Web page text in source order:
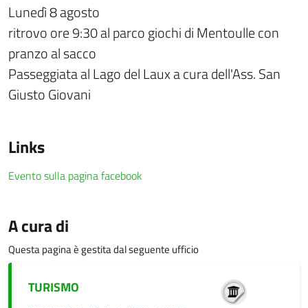
Lunedì 8 agosto
ritrovo ore 9:30 al parco giochi di Mentoulle con
pranzo al sacco
Passeggiata al Lago del Laux a cura dell'Ass. San
Giusto Giovani
Links
Evento sulla pagina facebook
A cura di
Questa pagina è gestita dal seguente ufficio
TURISMO